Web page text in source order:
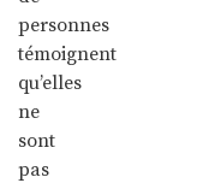
personnes
témoignent
qu’elles
ne
sont
pas